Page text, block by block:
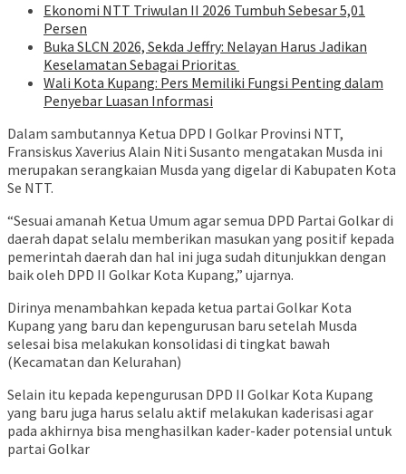
Ekonomi NTT Triwulan II 2026 Tumbuh Sebesar 5,01
Persen
Buka SLCN 2026, Sekda Jeffry: Nelayan Harus Jadikan
Keselamatan Sebagai Prioritas
Wali Kota Kupang: Pers Memiliki Fungsi Penting dalam
Penyebar Luasan Informasi
Dalam sambutannya Ketua DPD I Golkar Provinsi NTT,
Fransiskus Xaverius Alain Niti Susanto mengatakan Musda ini
merupakan serangkaian Musda yang digelar di Kabupaten Kota
Se NTT.
“Sesuai amanah Ketua Umum agar semua DPD Partai Golkar di
daerah dapat selalu memberikan masukan yang positif kepada
pemerintah daerah dan hal ini juga sudah ditunjukkan dengan
baik oleh DPD II Golkar Kota Kupang,” ujarnya.
Dirinya menambahkan kepada ketua partai Golkar Kota
Kupang yang baru dan kepengurusan baru setelah Musda
selesai bisa melakukan konsolidasi di tingkat bawah
(Kecamatan dan Kelurahan)
Selain itu kepada kepengurusan DPD II Golkar Kota Kupang
yang baru juga harus selalu aktif melakukan kaderisasi agar
pada akhirnya bisa menghasilkan kader-kader potensial untuk
partai Golkar